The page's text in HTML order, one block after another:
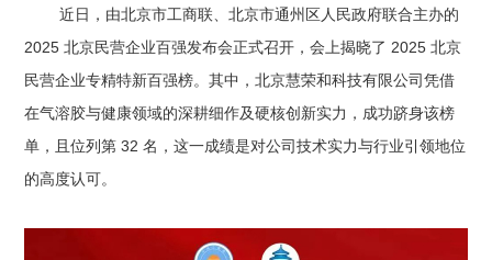
近日，由北京市工商联、北京市通州区人民政府联合主办的
2025 北京民营企业百强发布会正式召开，会上揭晓了 2025 北京
民营企业专精特新百强榜。其中，北京慧荣和科技有限公司凭借
在气溶胶与健康领域的深耕细作及硬核创新实力，成功跻身该榜
单，且位列第 32 名，这一成绩是对公司技术实力与行业引领地位
的高度认可。​